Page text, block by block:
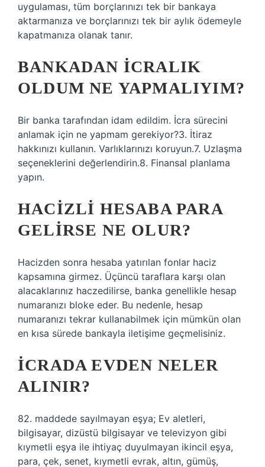
uygulaması, tüm borçlarınızı tek bir bankaya
aktarmanıza ve borçlarınızı tek bir aylık ödemeyle
kapatmanıza olanak tanır.
BANKADAN ICRALIK
OLDUM NE YAPMALIYIM?
Bir banka tarafından idam edildim. İcra sürecini
anlamak için ne yapmam gerekiyor?3. İtiraz
hakkınızı kullanın. Varlıklarınızı koruyun.7. Uzlaşma
seçeneklerini değerlendirin.8. Finansal planlama
yapın.
HACIZLI HESABA PARA
GELIRSE NE OLUR?
Hacizden sonra hesaba yatırılan fonlar haciz
kapsamına girmez. Üçüncü taraflara karşı olan
alacaklarınız haczedilirse, banka genellikle hesap
numaranızı bloke eder. Bu nedenle, hesap
numaranızı tekrar kullanabilmek için mümkün olan
en kısa sürede bankayla iletişime geçmelisiniz.
İCRADA EVDEN NELER
ALINIR?
82. maddede sayılmayan eşya; Ev aletleri,
bilgisayar, dizüstü bilgisayar ve televizyon gibi
kıymetli eşya ile ihtiyaç duyulmayan ikincil eşya,
para, çek, senet, kıymetli evrak, altın, gümüş,